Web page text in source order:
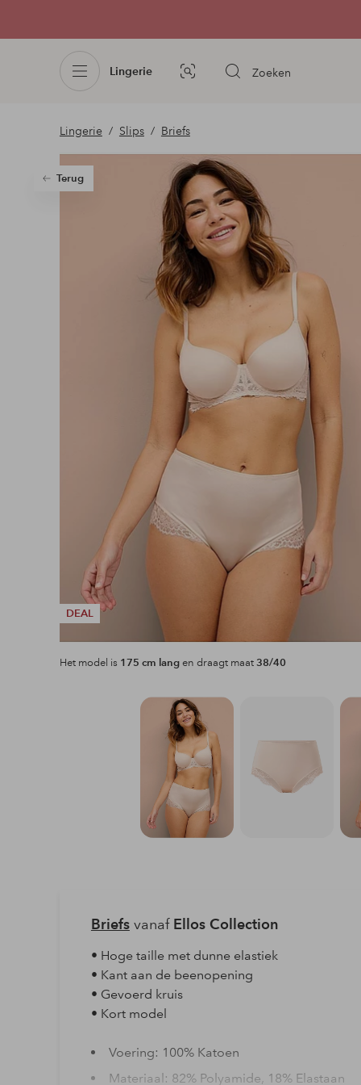
Lingerie
Afbeelding
Zoeken
Lingerie Slips Briefs
Terug
DEAL
Het model is 175 cm langen draagt maat38/40
Briefsvanaf Ellos Collection
• Hoge taille met dunne elastiek
• Kant aan de beenopening
• Gevoerd kruis
• Kort model
Voering: 100% Katoen
Materiaal: 82% Polyamide, 18% Elastaan